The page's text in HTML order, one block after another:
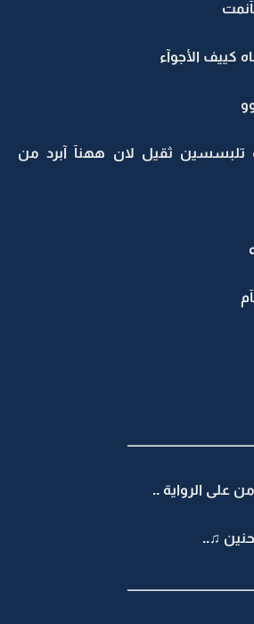
كييف الأجوآء
تلبسسين ثقيل لان ههنآ آبرد من
على الرواية ..
♫..